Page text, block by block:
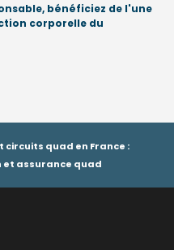
bénéficiez de l'une
corporelle du
circuits quad en France :
assurance quad